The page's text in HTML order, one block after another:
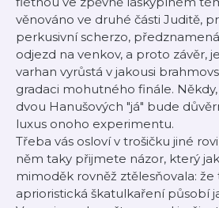
věnováno ve druhé části Juditě,
perkusivní scherzo,
odjezd na venkov, a proto závěr,
varhan vyrůstá v jakousi
gradaci mohutného finále.
dvou Hanušových "já" bude
luxus onoho experimentu.
Třeba vás osloví v trošičku jiné
něm taky přijmete názor, který
mimoděk rovněž ztělesňovala: že
aprioristická škatulkaření působí